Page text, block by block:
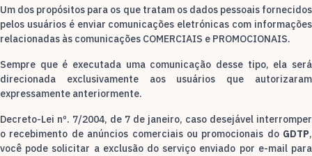
Um dos propósitos para os que tratam os dados pessoais fornecidos
pelos usuários é enviar comunicações eletrónicas com informações
relacionadas às comunicações COMERCIAIS e PROMOCIONAIS.
Sempre que é executada uma comunicação desse tipo, ela será
direcionada exclusivamente aos usuários que autorizaram
expressamente anteriormente.
Decreto-Lei nº. 7/2004, de 7 de janeiro, caso desejável interromper
o recebimento de anúncios comerciais ou promocionais do GDTP,
você pode solicitar a exclusão do serviço enviado por e-mail para